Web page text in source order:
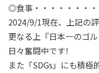
◎食事・・・・・・・
2024/9/1現在、上記の
更なる上『日本一のゴ
日々奮闘中です!
また「SDGs」にも積極